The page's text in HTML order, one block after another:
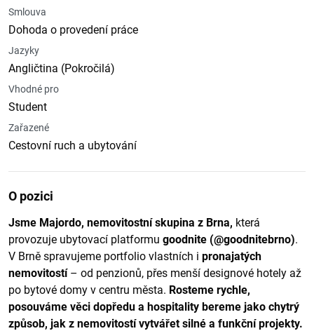
Smlouva
Dohoda o provedení práce
Jazyky
Angličtina (Pokročilá)
Vhodné pro
Student
Zařazené
Cestovní ruch a ubytování
O pozici
Jsme Majordo, nemovitostní skupina z Brna, která
provozuje ubytovací platformu goodnite (@goodnitebrno).
V Brně spravujeme portfolio vlastních i pronajatých
nemovitostí– od penzionů, přes menší designové hotely až
po bytové domy v centru města. Rosteme rychle,
posouváme věci dopředu a hospitality bereme jako chytrý
způsob, jak z nemovitostí vytvářet silné a funkční projekty.